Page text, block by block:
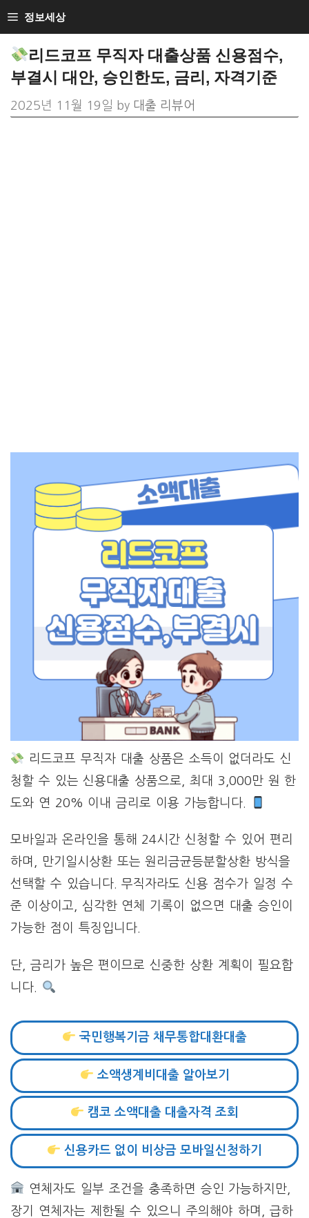
Skip
to
content
정보세상
리드코프 무직자 대출상품 신용점수,
부결시 대안, 승인한도, 금리, 자격기준
2025년 11월 19일 by 대출 리뷰어
리드코프 무직자 대출 상품은 소득이 없더라도 신
청할 수 있는 신용대출 상품으로, 최대 3,000만 원 한
도와 연 20% 이내 금리로 이용 가능합니다.
모바일과 온라인을 통해 24시간 신청할 수 있어 편리
하며, 만기일시상환 또는 원리금균등분할상환 방식을
선택할 수 있습니다. 무직자라도 신용 점수가 일정 수
준 이상이고, 심각한 연체 기록이 없으면 대출 승인이
가능한 점이 특징입니다.
단, 금리가 높은 편이므로 신중한 상환 계획이 필요합
니다.
국민행복기금 채무통합대환대출
소액생계비대출 알아보기
캠코 소액대출 대출자격 조회
신용카드 없이 비상금 모바일신청하기
연체자도 일부 조건을 충족하면 승인 가능하지만,
장기 연체자는 제한될 수 있으니 주의해야 하며, 급하